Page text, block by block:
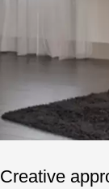
Creative